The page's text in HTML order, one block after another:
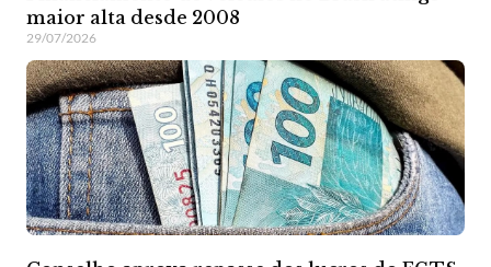
maior alta desde 2008
29/07/2026